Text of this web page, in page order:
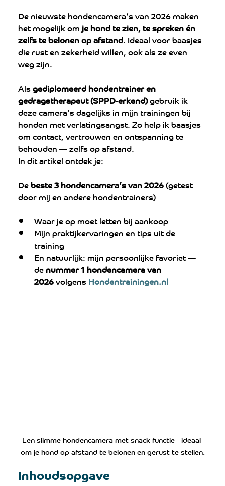
De nieuwste hondencamera’s van 2026 maken
het mogelijk om je hond te zien, te spreken én
zelfs te belonen op afstand. Ideaal voor baasjes
die rust en zekerheid willen, ook als ze even
weg zijn.
Als gediplomeerd hondentrainer en
gedragstherapeut (SPPD-erkend) gebruik ik
deze camera’s dagelijks in mijn trainingen bij
honden met verlatingsangst. Zo help ik baasjes
om contact, vertrouwen en ontspanning te
behouden — zelfs op afstand.
In dit artikel ontdek je:
De beste 3 hondencamera’s van 2026 (getest
door mij en andere hondentrainers)
Waar je op moet letten bij aankoop
Mijn praktijkervaringen en tips uit de
training
En natuurlijk: mijn persoonlijke favoriet —
de nummer 1 hondencamera van
2026 volgensHondentrainingen.nl
Een slimme hondencamera met snack functie - ideaal
om je hond op afstand te belonen en gerust te stellen.
Inhoudsopgave